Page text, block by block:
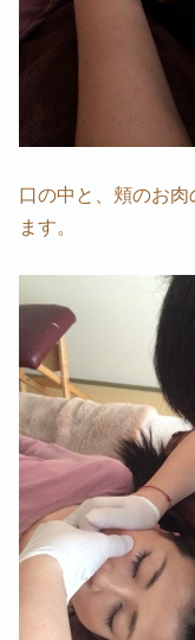
口の中と、頬のお肉
ます。